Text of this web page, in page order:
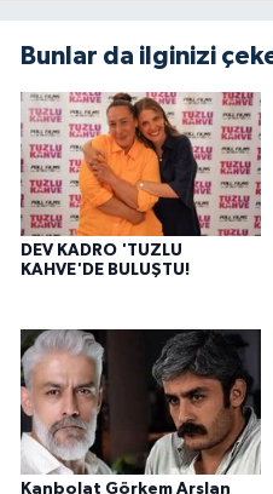
Bunlar da ilginizi
DEV KADRO 'TUZLU
KAHVE'DE BULUŞTU!
Kanbolat Görkem Arslan